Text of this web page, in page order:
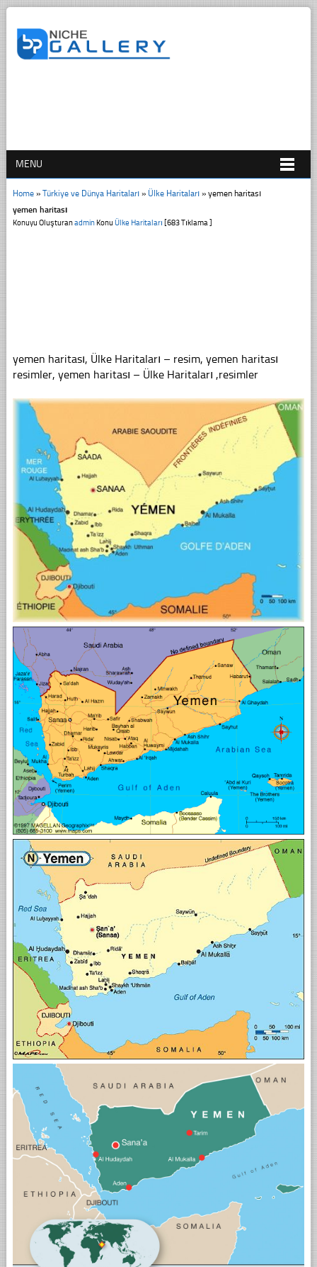
MENU
Home» Türkiye ve Dünya Haritaları» Ülke Haritaları» yemen haritası
yemen haritası
Konuyu OluşturanadminKonu Ülke Haritaları [683 Tıklama ]
yemen haritası, Ülke Haritaları – resim, yemen haritası
resimler, yemen haritası – Ülke Haritaları ,resimler